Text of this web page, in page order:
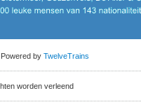
by TwelveTrains
worden verleend